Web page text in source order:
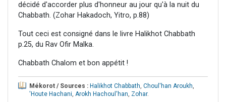
décidé d'accorder plus d'honneur au jour qu'à la nuit du
Chabbath. (Zohar Hakadoch, Yitro, p.88)
Tout ceci est consigné dans le livre Halikhot Chabbath
p.25, du Rav Ofir Malka.
Chabbath Chalom et bon appétit !
Mékorot / Sources : Halikhot Chabbath, Choul'han Aroukh,
'Houte Hachani, Arokh Hachoul'han, Zohar.